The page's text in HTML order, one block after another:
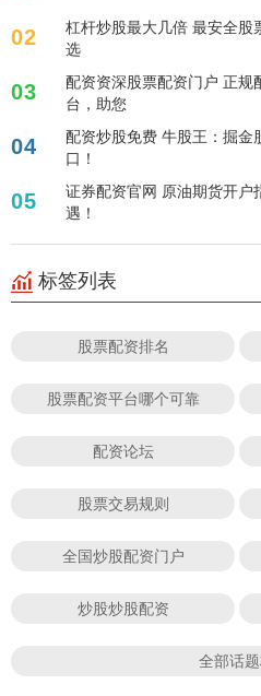
02
杠杆炒股最大几倍 最安全股
选
03
配资资深股票配资门户 正
台，助您
04
配资炒股免费 牛股王：掘
口！
05
证券配资官网 原油期货开
遇！
标签列表
股票配资排名
股票配资平台哪个可靠
配资论坛
股票交易规则
全国炒股配资门户
炒股炒股配资
全部话